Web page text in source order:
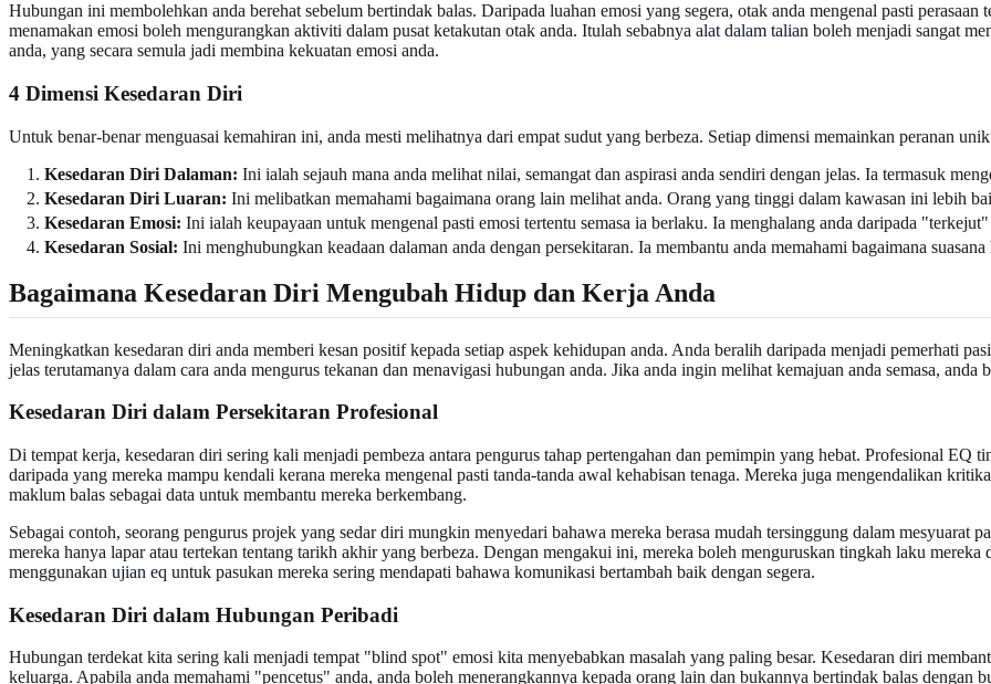
Hubungan ini membolehkan anda berehat sebelum bertindak balas. Daripada luahan emosi yang segera, otak anda mengenal pasti
menamakan emosi boleh mengurangkan aktiviti dalam pusat ketakutan otak anda. Itulah sebabnya alat dalam talian boleh menjadi sangat
anda, yang secara semula jadi membina kekuatan emosi anda.
4 Dimensi Kesedaran Diri
Untuk benar-benar menguasai kemahiran ini, anda mesti melihatnya dari empat sudut yang berbeza. Setiap dimensi memainkan peranan
Kesedaran Diri Dalaman: Ini ialah sejauh mana anda melihat nilai, semangat dan aspirasi anda sendiri dengan jelas. Ia termasuk
Kesedaran Diri Luaran: Ini melibatkan memahami bagaimana orang lain melihat anda. Orang yang tinggi dalam kawasan ini lebih
Kesedaran Emosi: Ini ialah keupayaan untuk mengenal pasti emosi tertentu semasa ia berlaku. Ia menghalang anda daripada
Kesedaran Sosial: Ini menghubungkan keadaan dalaman anda dengan persekitaran. Ia membantu anda memahami bagaimana
Bagaimana Kesedaran Diri Mengubah Hidup dan Kerja Anda
Meningkatkan kesedaran diri anda memberi kesan positif kepada setiap aspek kehidupan anda. Anda beralih daripada menjadi pemerhati
jelas terutamanya dalam cara anda mengurus tekanan dan menavigasi hubungan anda. Jika anda ingin melihat kemajuan anda semasa, anda
Kesedaran Diri dalam Persekitaran Profesional
Di tempat kerja, kesedaran diri sering kali menjadi pembeza antara pengurus tahap pertengahan dan pemimpin yang hebat. Profesional EQ
daripada yang mereka mampu kendali kerana mereka mengenal pasti tanda-tanda awal kehabisan tenaga. Mereka juga mengendalikan
maklum balas sebagai data untuk membantu mereka berkembang.
Sebagai contoh, seorang pengurus projek yang sedar diri mungkin menyedari bahawa mereka berasa mudah tersinggung dalam mesyuarat
mereka hanya lapar atau tertekan tentang tarikh akhir yang berbeza. Dengan mengakui ini, mereka boleh menguruskan tingkah laku
menggunakan ujian eq untuk pasukan mereka sering mendapati bahawa komunikasi bertambah baik dengan segera.
Kesedaran Diri dalam Hubungan Peribadi
Hubungan terdekat kita sering kali menjadi tempat "blind spot" emosi kita menyebabkan masalah yang paling besar. Kesedaran diri
keluarga. Apabila anda memahami "pencetus" anda, anda boleh menerangkannya kepada orang lain dan bukannya bertindak balas dengan